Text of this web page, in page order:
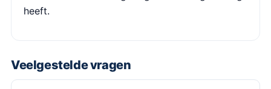
heeft.
Veelgestelde vragen